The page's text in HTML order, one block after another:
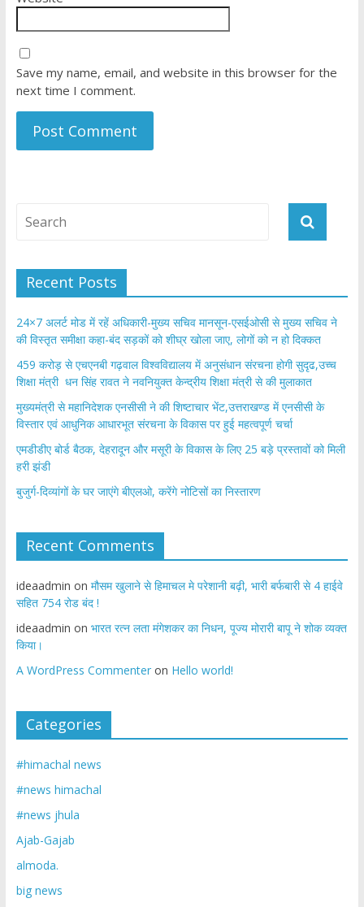
Save my name, email, and website in this browser for the
next time I comment.
Recent Posts
24×7 अलर्ट मोड में रहें अधिकारी-मुख्य सचिव मानसून-एसईओसी से मुख्य सचिव ने
की विस्तृत समीक्षा कहा-बंद सड़कों को शीघ्र खोला जाए, लोगों को न हो दिक्कत
459 करोड़ से एचएनबी गढ़वाल विश्वविद्यालय में अनुसंधान संरचना होगी सुदृढ,उच्च
शिक्षा मंत्री धन सिंह रावत ने नवनियुक्त केन्द्रीय शिक्षा मंत्री से की मुलाकात
मुख्यमंत्री से महानिदेशक एनसीसी ने की शिष्टाचार भेंट,उत्तराखण्ड में एनसीसी के
विस्तार एवं आधुनिक आधारभूत संरचना के विकास पर हुई महत्वपूर्ण चर्चा
एमडीडीए बोर्ड बैठक, देहरादून और मसूरी के विकास के लिए 25 बड़े प्रस्तावों को मिली
हरी झंडी
बुजुर्ग-दिव्यांगों के घर जाएंगे बीएलओ, करेंगे नोटिसों का निस्तारण
Recent Comments
ideaadmin on मौसम खुलाने से हिमाचल मे परेशानी बढ़ी, भारी बर्फबारी से 4 हाईवे
सहित 754 रोड बंद !
ideaadmin on भारत रत्न लता मंगेशकर का निधन, पूज्य मोरारी बापू ने शोक व्यक्त
किया।
A WordPress Commenteron Hello world!
Categories
#himachal news
#news himachal
#news jhula
Ajab-Gajab
almoda.
big news